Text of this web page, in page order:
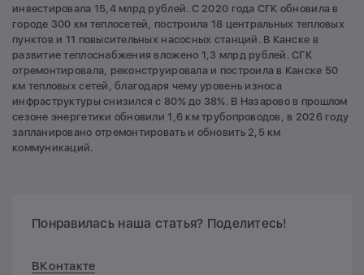
инвестировала 15,4 млрд рублей. С 2020 года СГК обновила в
городе 300 км теплосетей, построила 18 центральных тепловых
пунктов и 11 повысительных насосных станций. В Канске в
развитие теплоснабжения вложено 1,3 млрд рублей. СГК
отремонтировала, реконструировала и построила в Канске 50
км тепловых сетей, благодаря чему уровень износа
инфраструктуры снизился с 80% до 38%. В Назарово в прошлом
сезоне энергетики обновили 1,6 км трубопроводов, в 2026 году
запланировано отремонтировать и обновить 2,5 км
коммуникаций.
Понравилась наша статья? Поделитесь!
ВКонтакте